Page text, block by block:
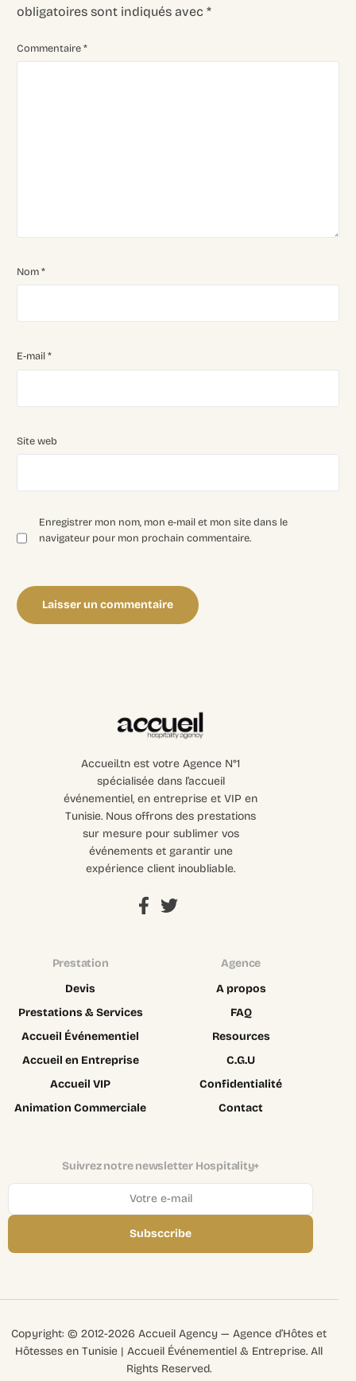
obligatoires sont indiqués avec*
Commentaire*
Nom*
E-mail*
Site web
Enregistrer mon nom, mon e-mail et mon site dans le
navigateur pour mon prochain commentaire.
Accueil.tn est votre Agence N°1
spécialisée dans l’accueil
événementiel, en entreprise et VIP en
Tunisie. Nous offrons des prestations
sur mesure pour sublimer vos
événements et garantir une
expérience client inoubliable.
Prestation
Devis
Prestations & Services
Accueil Événementiel
Accueil en Entreprise
Accueil VIP
Animation Commerciale
Agence
A propos
FAQ
Resources
C.G.U
Confidentialité
Contact
Suivrez notre newsletter Hospitality+
Subsccribe
Copyright: © 2012-2026 Accueil Agency — Agence d’Hôtes et
Hôtesses en Tunisie | Accueil Événementiel & Entreprise. All
Rights Reserved.
Recruter